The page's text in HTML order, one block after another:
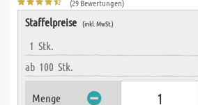
(29 Bewertungen)
Staffelpreise (inkl. MwSt.)
1 Stk.
ab 100 Stk.
Menge